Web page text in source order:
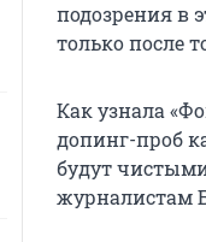
подозрения в
только после
Как узнала
допинг-проб
будут
журналистам